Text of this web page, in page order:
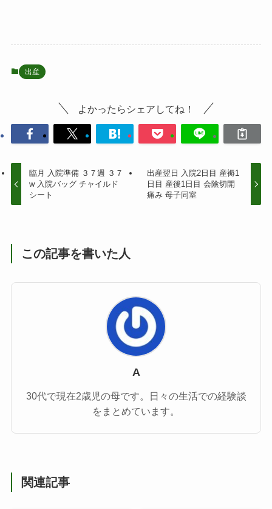
出産
よかったらシェアしてね！
臨月 入院準備 ３７週 ３７
w 入院バッグ チャイルド
シート
出産翌日 入院2日目 産褥1
日目 産後1日目 会陰切開
痛み 母子同室
この記事を書いた人
A
30代で現在2歳児の母です。日々の生活での経験談
をまとめています。
関連記事